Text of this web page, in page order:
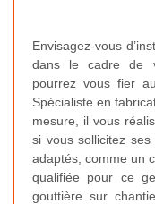
Envisagez-vous
dans le cadre de
pourrez vous fier
Spécialiste en
mesure, il vous
si vous sollicitez
adaptés, comme un
qualifiée pour ce
gouttière sur